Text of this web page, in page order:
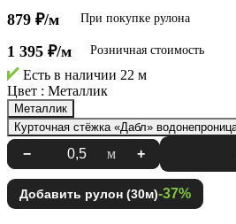
879 ₽/м При покупке рулона
1 395 ₽/м Розничная стоимость
Есть в наличии 22 м
Цвет : Металлик
Металлик
Курточная стёжка «Дабл»
− м +
Добавить рулон (30м)-37%